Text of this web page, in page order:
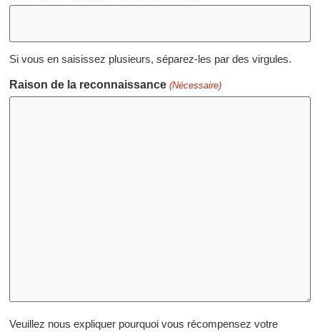
Si vous en saisissez plusieurs, séparez-les par des virgules.
Raison de la reconnaissance (Nécessaire)
Veuillez nous expliquer pourquoi vous récompensez votre